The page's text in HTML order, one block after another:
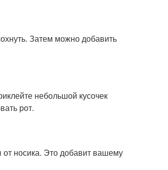
Затем можно добавить
небольшой кусочек
рот.
от носика. Это добавит вашему